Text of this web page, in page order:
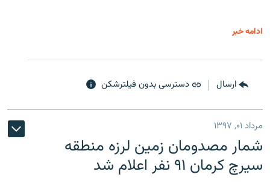
ادامه خبر
ارسال دسترسی بدون فیلترشکن
مرداد ۰۱, ۱۳۹۷
شمار مصدومان زمین لرزه منطقه
سیرچ کرمان ۹۱ نفر اعلام شد